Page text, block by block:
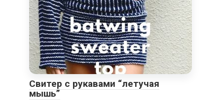
Свитер с рукавами “летучая
мышь”